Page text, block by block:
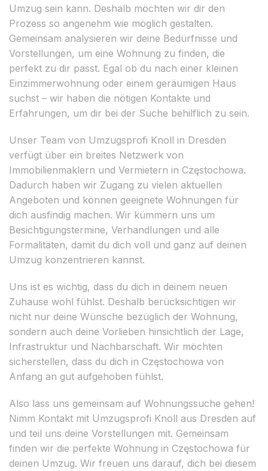
Umzug sein kann. Deshalb möchten wir dir den
Prozess so angenehm wie möglich gestalten.
Gemeinsam analysieren wir deine Bedürfnisse und
Vorstellungen, um eine Wohnung zu finden, die
perfekt zu dir passt. Egal ob du nach einer kleinen
Einzimmerwohnung oder einem geräumigen Haus
suchst – wir haben die nötigen Kontakte und
Erfahrungen, um dir bei der Suche behilflich zu sein.
Unser Team von Umzugsprofi Knoll in Dresden
verfügt über ein breites Netzwerk von
Immobilienmaklern und Vermietern in Częstochowa.
Dadurch haben wir Zugang zu vielen aktuellen
Angeboten und können geeignete Wohnungen für
dich ausfindig machen. Wir kümmern uns um
Besichtigungstermine, Verhandlungen und alle
Formalitäten, damit du dich voll und ganz auf deinen
Umzug konzentrieren kannst.
Uns ist es wichtig, dass du dich in deinem neuen
Zuhause wohl fühlst. Deshalb berücksichtigen wir
nicht nur deine Wünsche bezüglich der Wohnung,
sondern auch deine Vorlieben hinsichtlich der Lage,
Infrastruktur und Nachbarschaft. Wir möchten
sicherstellen, dass du dich in Częstochowa von
Anfang an gut aufgehoben fühlst.
Also lass uns gemeinsam auf Wohnungssuche gehen!
Nimm Kontakt mit Umzugsprofi Knoll aus Dresden auf
und teil uns deine Vorstellungen mit. Gemeinsam
finden wir die perfekte Wohnung in Częstochowa für
deinen Umzug. Wir freuen uns darauf, dich bei diesem